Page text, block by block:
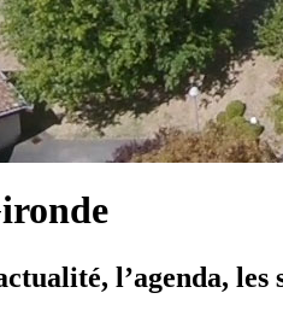
l’agenda,